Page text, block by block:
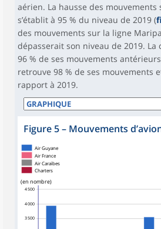
aérien. La hausse des mouvements
s’établit à 95 % du niveau de 2019 (
des mouvements sur la ligne
dépasserait son niveau de 2019. La
96 % de ses mouvements
retrouve 98 % de ses mouvements
rapport à 2019.
Figure 5– Mouvements
3 500
4 000
4 500
(en nombre)
Air Guyane
Air France
Air Caraïbes
Charters